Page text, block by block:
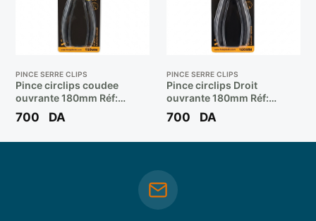
PINCE SERRE CLIPS
Pince circlips coudee
ouvrante 180mm Réf:
10505 ** FIXTOP
700 DA
PINCE SERRE CLIPS
Pince circlips Droit
ouvrante 180mm Réf:
10504 ** FIXTOP
700 DA